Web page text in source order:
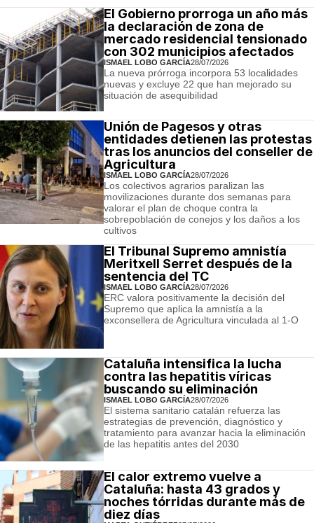
El Gobierno prorroga un año más
la declaración de zona de
mercado residencial tensionado
con 302 municipios afectados
ISMAEL LOBO GARCÍA28/07/2026
La nueva prórroga incorpora 53 localidades
nuevas y excluye 22 que han mejorado su
situación de asequibilidad
Unión de Pagesos y otras
entidades detienen las protestas
tras los anuncios del conseller de
Agricultura
ISMAEL LOBO GARCÍA28/07/2026
Los colectivos agrarios paralizan las
movilizaciones durante dos semanas para
valorar el plan de choque contra la
sobrepoblación de conejos y los daños a los
cultivos
El Tribunal Supremo amnistía
Meritxell Serret después de la
sentencia del TC
ISMAEL LOBO GARCÍA28/07/2026
ERC valora positivamente la decisión del
Supremo que aplica la amnistía a la
exconsellera de Agricultura vinculada al 1-O
Cataluña intensifica la lucha
contra las hepatitis víricas
buscando su eliminación
ISMAEL LOBO GARCÍA28/07/2026
El sistema sanitario catalán refuerza las
estrategias de prevención, diagnóstico y
tratamiento para avanzar hacia la eliminación
de las hepatitis antes del 2030
El calor extremo vuelve a
Cataluña: hasta 43 grados y
noches tórridas durante más de
diez días